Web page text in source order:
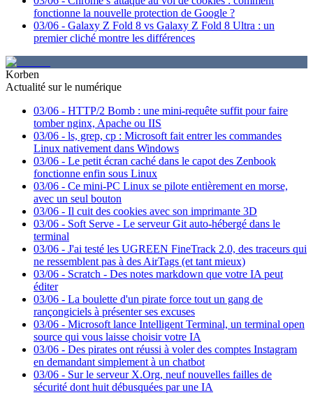
fonctionne la nouvelle protection de Google ?
03/06 - Galaxy Z Fold 8 vs Galaxy Z Fold 8 Ultra : un
premier cliché montre les différences
Korben
Actualité sur le numérique
03/06 - HTTP/2 Bomb : une mini-requête suffit pour faire
tomber nginx, Apache ou IIS
03/06 - ls, grep, cp : Microsoft fait entrer les commandes
Linux nativement dans Windows
03/06 - Le petit écran caché dans le capot des Zenbook
fonctionne enfin sous Linux
03/06 - Ce mini-PC Linux se pilote entièrement en morse,
avec un seul bouton
03/06 - Il cuit des cookies avec son imprimante 3D
03/06 - Soft Serve - Le serveur Git auto-hébergé dans le
terminal
03/06 - J'ai testé les UGREEN FineTrack 2.0, des traceurs qui
ne ressemblent pas à des AirTags (et tant mieux)
03/06 - Scratch - Des notes markdown que votre IA peut
éditer
03/06 - La boulette d'un pirate force tout un gang de
rançongiciels à présenter ses excuses
03/06 - Microsoft lance Intelligent Terminal, un terminal open
source qui vous laisse choisir votre IA
03/06 - Des pirates ont réussi à voler des comptes Instagram
en demandant simplement à un chatbot
03/06 - Sur le serveur X.Org, neuf nouvelles failles de
sécurité dont huit débusquées par une IA